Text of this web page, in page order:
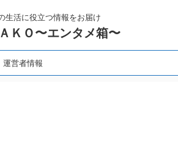
生活に役立つ情報をお届け
ＫＯ〜エンタメ箱〜
運営者情報